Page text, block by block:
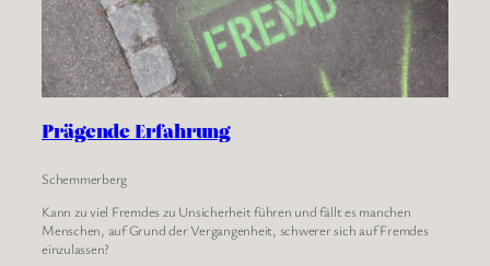
Prägende Erfahrung
Schemmerberg
Kann zu viel Fremdes zu Unsicherheit führen und fällt es manchen
Menschen, auf Grund der Vergangenheit, schwerer sich auf Fremdes
einzulassen?